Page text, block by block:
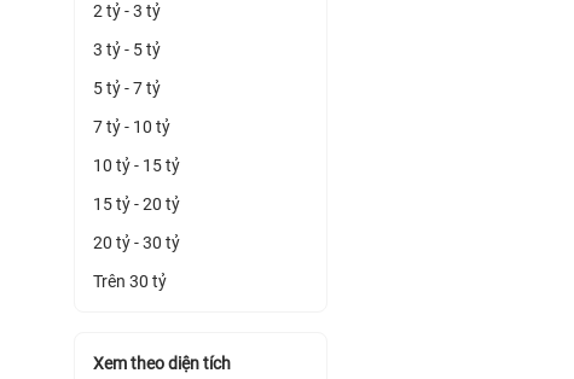
2 tỷ - 3 tỷ
3 tỷ - 5 tỷ
5 tỷ - 7 tỷ
7 tỷ - 10 tỷ
10 tỷ - 15 tỷ
15 tỷ - 20 tỷ
20 tỷ - 30 tỷ
Trên 30 tỷ
Xem theo diện tích